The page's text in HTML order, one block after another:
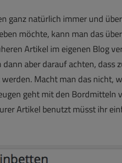
ganz natürlich immer und
möchte, kann man das
Artikel im eigenen Blog
aber darauf achten, dass
Macht man das nicht,
geht mit den Bordmitteln
Artikel benutzt müsst ihr